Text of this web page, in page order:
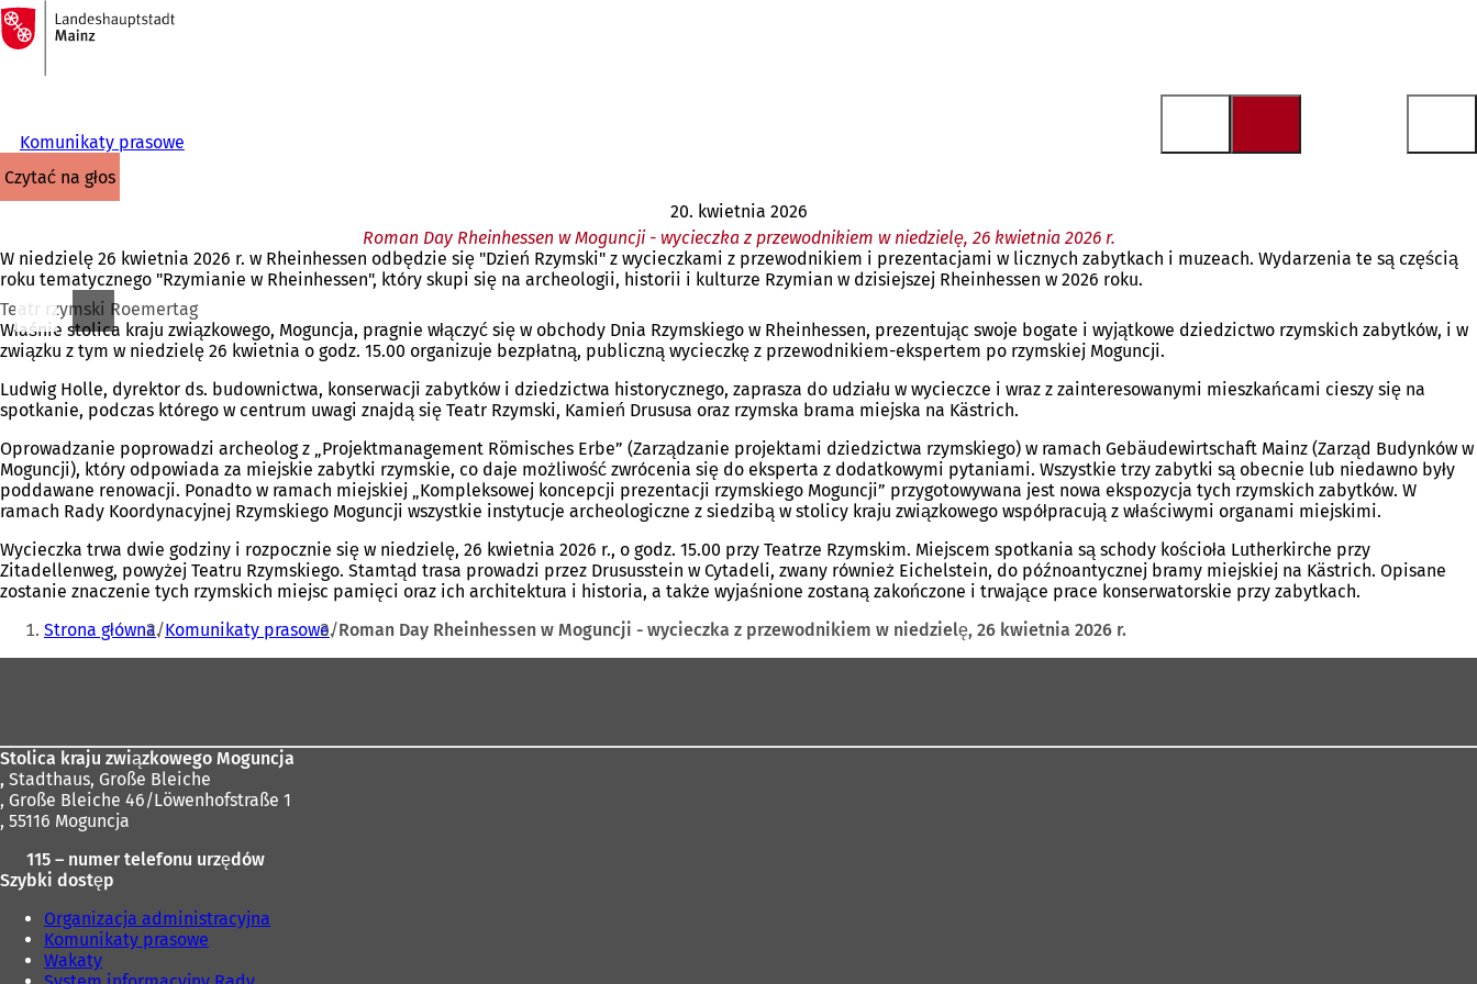
Przejdź do treści
Do
strony
głównej
Komunikaty prasowe
czytać na głos
20. kwietnia 2026
Roman Day Rheinhessen w Moguncji - wycieczka z przewodnikiem w niedzielę, 26 kwietnia 2026 r.
W niedzielę 26 kwietnia 2026 r. w Rheinhessen odbędzie się "Dzień Rzymski" z wycieczkami z przewodnikiem i prezentacjami w licznych zabytkach i muzeach. Wydarzenia te są częścią
roku tematycznego "Rzymianie w Rheinhessen", który skupi się na archeologii, historii i kulturze Rzymian w dzisiejszej Rheinhessen w 2026 roku.
Teatr rzymski Roemertag
Właśnie stolica kraju związkowego, Moguncja, pragnie włączyć się w obchody Dnia Rzymskiego w Rheinhessen, prezentując swoje bogate i wyjątkowe dziedzictwo rzymskich zabytków, i w
związku z tym w niedzielę 26 kwietnia o godz. 15.00 organizuje bezpłatną, publiczną wycieczkę z przewodnikiem-ekspertem po rzymskiej Moguncji.
Ludwig Holle, dyrektor ds. budownictwa, konserwacji zabytków i dziedzictwa historycznego, zaprasza do udziału w wycieczce i wraz z zainteresowanymi mieszkańcami cieszy się na
spotkanie, podczas którego w centrum uwagi znajdą się Teatr Rzymski, Kamień Drususa oraz rzymska brama miejska na Kästrich.
Oprowadzanie poprowadzi archeolog z „Projektmanagement Römisches Erbe” (Zarządzanie projektami dziedzictwa rzymskiego) w ramach Gebäudewirtschaft Mainz (Zarząd Budynków w
Moguncji), który odpowiada za miejskie zabytki rzymskie, co daje możliwość zwrócenia się do eksperta z dodatkowymi pytaniami. Wszystkie trzy zabytki są obecnie lub niedawno były
poddawane renowacji. Ponadto w ramach miejskiej „Kompleksowej koncepcji prezentacji rzymskiego Moguncji” przygotowywana jest nowa ekspozycja tych rzymskich zabytków. W
ramach Rady Koordynacyjnej Rzymskiego Moguncji wszystkie instytucje archeologiczne z siedzibą w stolicy kraju związkowego współpracują z właściwymi organami miejskimi.
Wycieczka trwa dwie godziny i rozpocznie się w niedzielę, 26 kwietnia 2026 r., o godz. 15.00 przy Teatrze Rzymskim. Miejscem spotkania są schody kościoła Lutherkirche przy
Zitadellenweg, powyżej Teatru Rzymskiego. Stamtąd trasa prowadzi przez Drususstein w Cytadeli, zwany również Eichelstein, do późnoantycznej bramy miejskiej na Kästrich. Opisane
zostanie znaczenie tych rzymskich miejsc pamięci oraz ich architektura i historia, a także wyjaśnione zostaną zakończone i trwające prace konserwatorskie przy zabytkach.
Jesteś
tutaj:
Strona główna Komunikaty prasowe Roman Day Rheinhessen w Moguncji - wycieczka z przewodnikiem w niedzielę, 26 kwietnia 2026 r.
Stolica kraju związkowego Moguncja
, Stadthaus, Große Bleiche
, Große Bleiche 46/Löwenhofstraße 1
, 55116 Moguncja
115 – numer telefonu urzędów
Szybki dostęp
Organizacja administracyjna
Komunikaty prasowe
Wakaty